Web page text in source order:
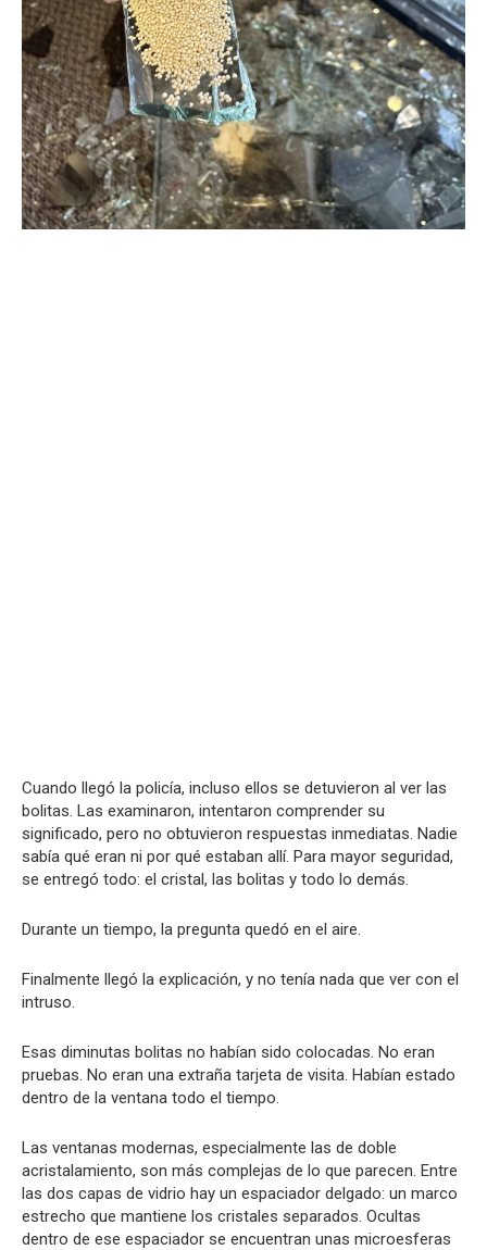
Cuando llegó la policía, incluso ellos se detuvieron al ver las
bolitas. Las examinaron, intentaron comprender su
significado, pero no obtuvieron respuestas inmediatas. Nadie
sabía qué eran ni por qué estaban allí. Para mayor seguridad,
se entregó todo: el cristal, las bolitas y todo lo demás.
Durante un tiempo, la pregunta quedó en el aire.
Finalmente llegó la explicación, y no tenía nada que ver con el
intruso.
Esas diminutas bolitas no habían sido colocadas. No eran
pruebas. No eran una extraña tarjeta de visita. Habían estado
dentro de la ventana todo el tiempo.
Las ventanas modernas, especialmente las de doble
acristalamiento, son más complejas de lo que parecen. Entre
las dos capas de vidrio hay un espaciador delgado: un marco
estrecho que mantiene los cristales separados. Ocultas
dentro de ese espaciador se encuentran unas microesferas